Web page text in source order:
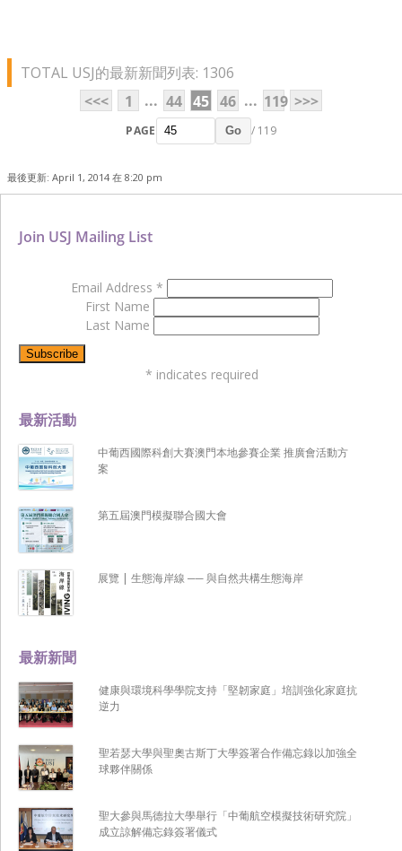
TOTAL USJ的最新新聞列表: 1306
<<<
1 ... 44 45 46 ... 119 >>>
PAGE Go / 119
最後更新: April 1, 2014 在 8:20 pm
最新新聞
健康與環境科學學院支持「堅韌家庭」培訓強化家庭抗
逆力
聖若瑟大學與聖奧古斯丁大學簽署合作備忘錄以加強全
球夥伴關係
聖大參與馬德拉大學舉行「中葡航空模擬技術研究院」
成立諒解備忘錄簽署儀式
最新活動
中葡西國際科創大賽澳門本地參賽企業 推廣會活動方
案
第五屆澳門模擬聯合國大會
展覽 | 生態海岸線 ── 與自然共構生態海岸
Join USJ Mailing List
Email Address *
First Name
Last Name
* indicates required